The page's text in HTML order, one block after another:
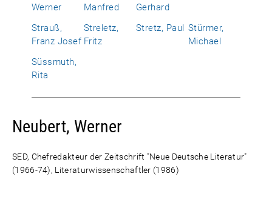
Werner
Manfred
Gerhard
Strauß,
Franz Josef
Streletz,
Fritz
Stretz, Paul Stürmer,
Michael
Süssmuth,
Rita
Neubert, Werner
SED, Chefredakteur der Zeitschrift "Neue Deutsche Literatur"
(1966-74), Literaturwissenschaftler (1986)